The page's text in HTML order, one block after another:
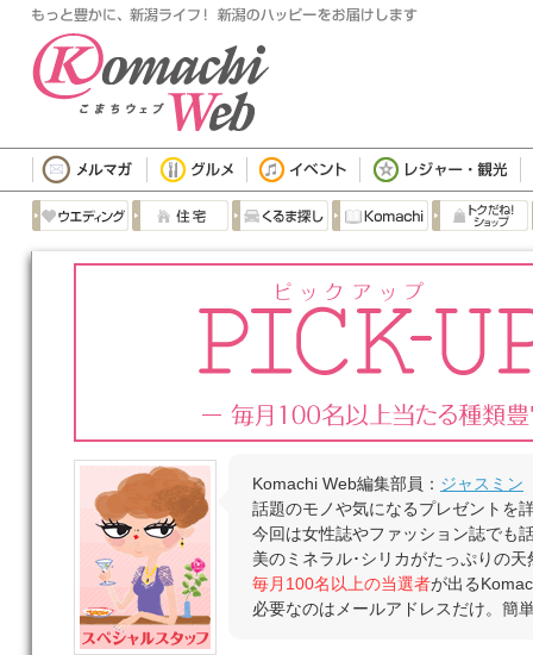
Komachi Web編集部員： ジャスミン
話題のモノや気になるプレゼントを
今回は女性誌やファッション誌でも
美のミネラル･シリカがたっぷりの
毎月100名以上の当選者が出る
必要なのはメールアドレスだけ。簡